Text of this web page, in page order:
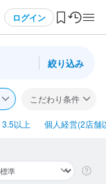
ログイン
絞り込み
こだわり条件
以上 個人経営(2店舗